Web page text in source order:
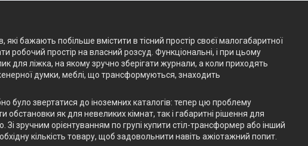
бажають побільше вмістити в тісний простір своєї малогабаритної
робочий простір на власний розсуд. Функціональні, і при цьому
для ліжка, на якому зручно зберігати журнали, а коли приходять
думки, меблі, що трансформуються, знаходить
було звертатися до іноземних каталогів: тепер цю проблему
як для невеликих кімнат, так і габаритні рішення для
зручним орієнтуванням по групі купити стіл-трансформер або інший
кількість товару, щоб задовольнити навіть ажіотажний попит.